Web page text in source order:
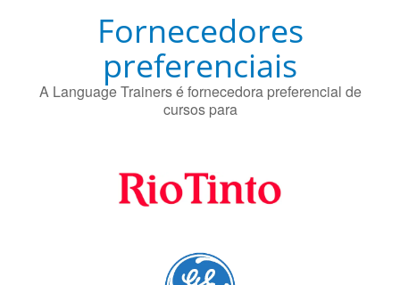
preferenciais
A Language Trainers é fornecedora preferencial de
cursos para